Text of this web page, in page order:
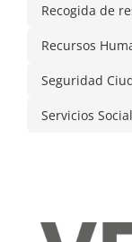
Recogida de
Recursos
Seguridad
Servicios